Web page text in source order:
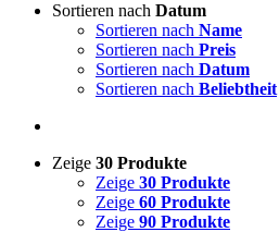
Sortieren nach Datum
Sortieren nach Name
Sortieren nach Preis
Sortieren nach Datum
Sortieren nach Beliebtheit
Zeige 30 Produkte
Zeige 30 Produkte
Zeige 60 Produkte
Zeige 90 Produkte